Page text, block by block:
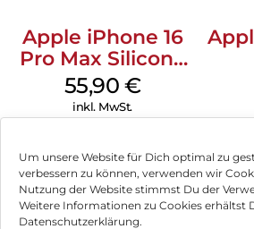
Um unsere Website für Dich optimal zu
verbessern zu können, verwenden wir
Nutzung der Website stimmst Du der
Weitere Informationen zu Cookies erhältst
Datenschutzerklärung.
Apple iPhone 16
Pro Max Silicone
Case MagSafe
Stone Gray
55,90 €
inkl. MwSt.
Impressum